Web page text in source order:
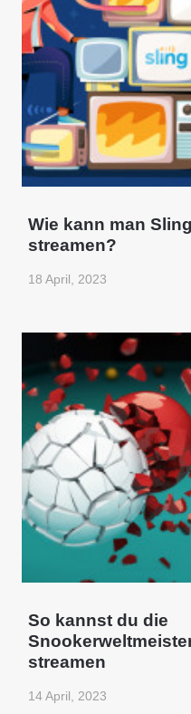
Wie kann man
streamen?
18 April, 2023
So kannst du die
streamen
14 April, 2023